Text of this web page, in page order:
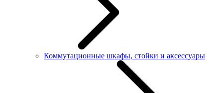
Коммутационные шкафы, стойки и аксессуары